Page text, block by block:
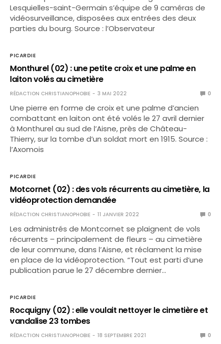
Lesquielles-saint-Germain s’équipe de 9 caméras de
vidéosurveillance, disposées aux entrées des deux
parties du bourg. Source : l’Observateur
PICARDIE
Monthurel (02) : une petite croix et une palme en
laiton volés au cimetière
RÉDACTION CHRISTIANOPHOBIE 3 MAI 2022 0
Une pierre en forme de croix et une palme d’ancien
combattant en laiton ont été volés le 27 avril dernier
à Monthurel au sud de l’Aisne, près de Château-
Thierry, sur la tombe d’un soldat mort en 1915. Source :
l’Axomois
PICARDIE
Motcornet (02) : des vols récurrents au cimetière, la
vidéoprotection demandée
RÉDACTION CHRISTIANOPHOBIE 11 JANVIER 2022 0
Les administrés de Montcornet se plaignent de vols
récurrents – principalement de fleurs – au cimetière
de leur commune, dans l’Aisne, et réclament la mise
en place de la vidéoprotection. “Tout est parti d’une
publication parue le 27 décembre dernier…
PICARDIE
Rocquigny (02) : elle voulait nettoyer le cimetière et
vandalise 23 tombes
RÉDACTION CHRISTIANOPHOBIE 18 SEPTEMBRE 2021 0